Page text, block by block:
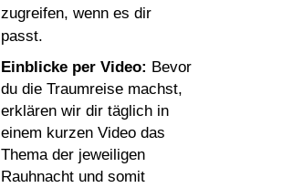
zugreifen, wenn es dir
passt.
Einblicke per Video: Bevor
du die Traumreise machst,
erklären wir dir täglich in
einem kurzen Video das
Thema der jeweiligen
Rauhnacht und somit